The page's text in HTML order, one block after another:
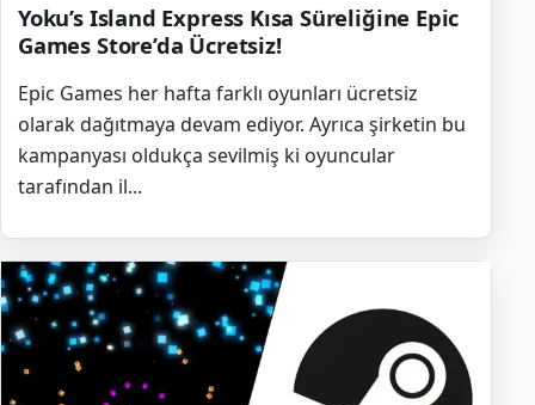
Yoku’s Island Express Kısa Süreliğine Epic
Games Store’da Ücretsiz!
Epic Games her hafta farklı oyunları ücretsiz
olarak dağıtmaya devam ediyor. Ayrıca şirketin bu
kampanyası oldukça sevilmiş ki oyuncular
tarafından il...